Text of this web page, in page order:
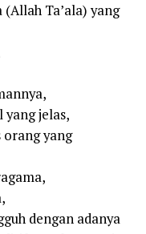
Ta’ala) yang
yang jelas,
yang
dengan adanya